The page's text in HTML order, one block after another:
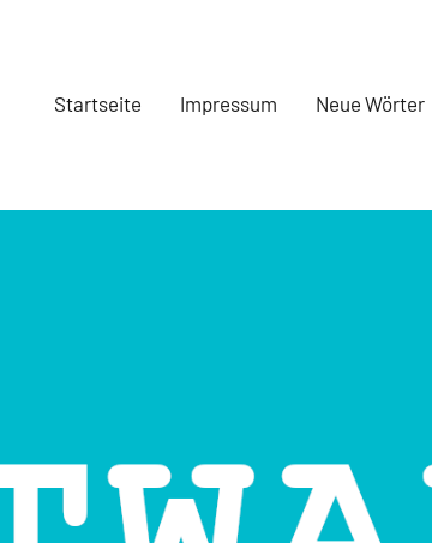
Startseite Impressum Neue Wörter